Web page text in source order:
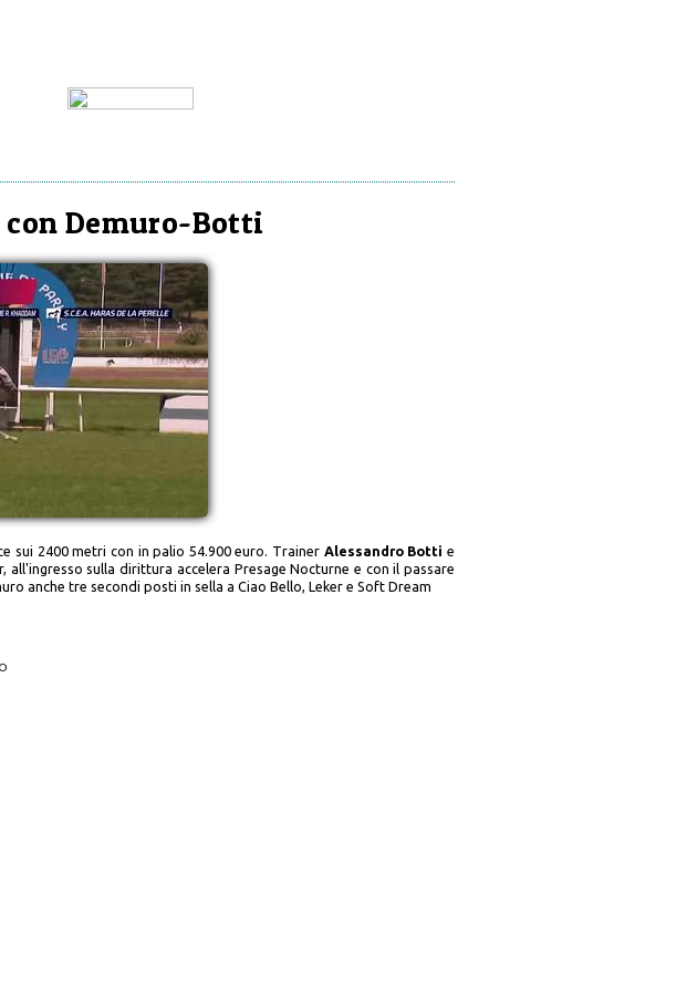
Demuro-Botti
sui 2400 metri con in palio 54.900 euro. Trainer Alessandro Botti e
all'ingresso sulla dirittura accelera Presage Nocturne e con il passare
anche tre secondi posti in sella a Ciao Bello, Leker e Soft Dream